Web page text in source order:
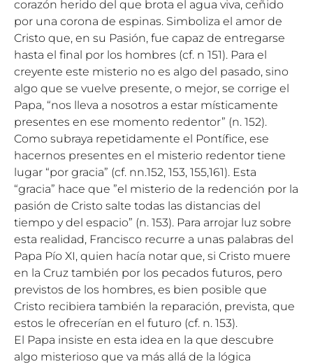
corazón herido del que brota el agua viva, ceñido
por una corona de espinas. Simboliza el amor de
Cristo que, en su Pasión, fue capaz de entregarse
hasta el final por los hombres (cf. n 151). Para el
creyente este misterio no es algo del pasado, sino
algo que se vuelve presente, o mejor, se corrige el
Papa, “nos lleva a nosotros a estar místicamente
presentes en ese momento redentor” (n. 152).
Como subraya repetidamente el Pontífice, ese
hacernos presentes en el misterio redentor tiene
lugar “por gracia” (cf. nn.152, 153, 155,161). Esta
“gracia” hace que ”el misterio de la redención por la
pasión de Cristo salte todas las distancias del
tiempo y del espacio” (n. 153). Para arrojar luz sobre
esta realidad, Francisco recurre a unas palabras del
Papa Pío XI, quien hacía notar que, si Cristo muere
en la Cruz también por los pecados futuros, pero
previstos de los hombres, es bien posible que
Cristo recibiera también la reparación, prevista, que
estos le ofrecerían en el futuro (cf. n. 153).
El Papa insiste en esta idea en la que descubre
algo misterioso que va más allá de la lógica